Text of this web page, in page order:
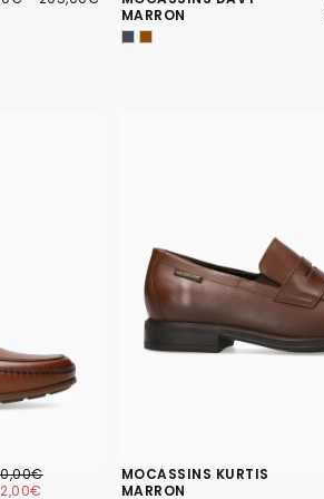
MARRON
PRIX
MOCASSINS KURTIS
MARRON